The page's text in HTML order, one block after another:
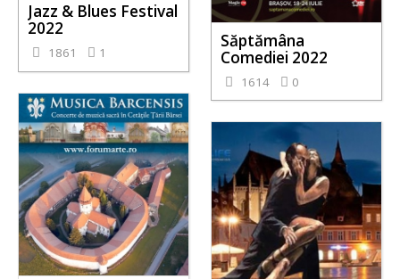
Jazz & Blues Festival
2022
1861 1
Săptămâna
Comediei 2022
1614 0